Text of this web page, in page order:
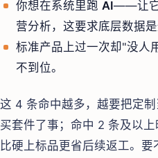
你想在系统里跑AI——让它
营分析，这要求底层数据
标准产品上过一次却"没人
不到位。
这 4 条命中越多，越要把定
买套件了事；命中 2 条及以
比硬上标品更省后续返工。